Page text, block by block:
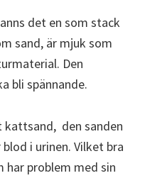
det en som stack
sand, är mjuk som
Den
bli spännande.
kattsand, den sanden
i urinen. Vilket bra
problem med sin